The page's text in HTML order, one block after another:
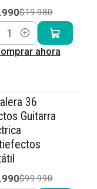
$19.980
ahora
OFF 36
Guitarra
$99.990